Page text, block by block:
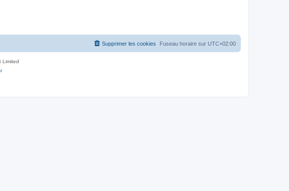
Fuseau horaire sur UTC+02:00
Supprimer les cookies
Limited